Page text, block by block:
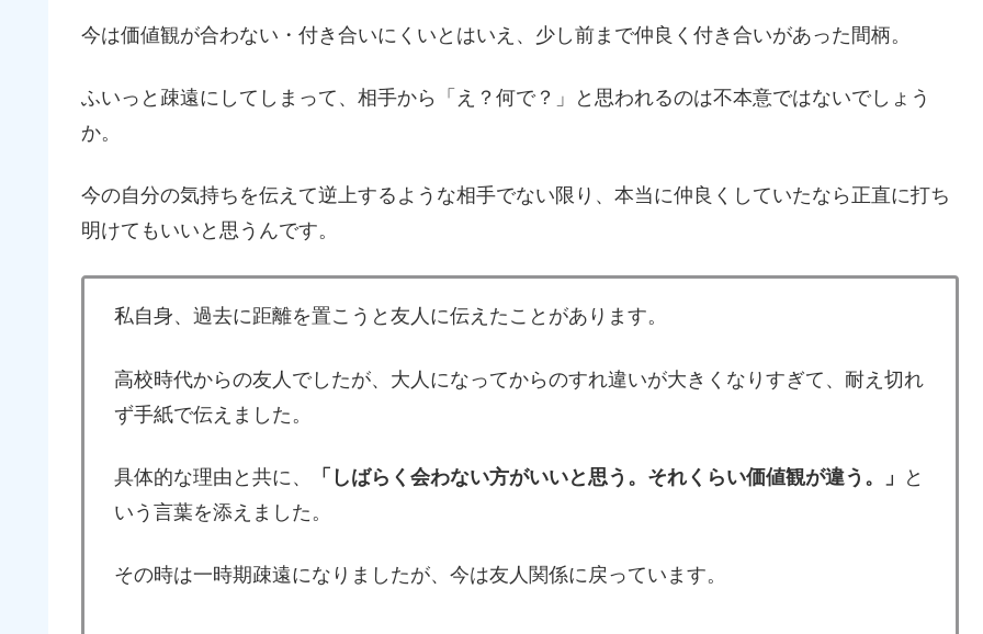
今は価値観が合わない・付き合いにくいとはいえ、少し前まで仲良く付き合いがあった間柄。
ふいっと疎遠にしてしまって、相手から「え？何で？」と思われるのは不本意ではないでしょう
か。
今の自分の気持ちを伝えて逆上するような相手でない限り、本当に仲良くしていたなら正直に打ち
明けてもいいと思うんです。
私自身、過去に距離を置こうと友人に伝えたことがあります。
高校時代からの友人でしたが、大人になってからのすれ違いが大きくなりすぎて、耐え切れ
ず手紙で伝えました。
具体的な理由と共に、 「しばらく会わない方がいいと思う。それくらい価値観が違う。」
と
いう言葉を添えました。
その時は一時期疎遠になりましたが、今は友人関係に戻っています。